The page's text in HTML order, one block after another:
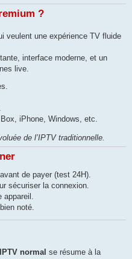
?
veulent une expérience TV fluide
interface moderne, et un
live.
iPhone, Windows, etc.
de l’IPTV traditionnelle.
de payer (test 24H).
sécuriser la connexion.
noté.
IPTV normal se résume à la